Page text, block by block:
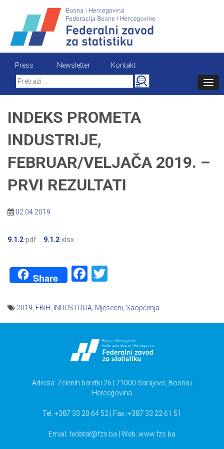
content
Press Newsletter
Kontakt
Search
for:
INDEKS PROMETA
INDUSTRIJE,
FEBRUAR/VELJAČA 2019. –
PRVI REZULTATI
02.04.2019
9.1.2-pdf 9.1.2-xlsx
Share Facebook
2019 FBiH INDUSTRIJA Mjesecni Saopćenja
Adresa: Zelenih beretki 26 | 71000 Sarajevo, Bosna i
Hercegovina
Tel: +387 33 20 64 52 | Fax: +387 33 22 61 51
Email: fedstat@fzs.ba | Web: www.fzs.ba